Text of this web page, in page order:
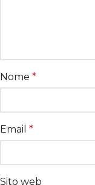
Nome *
Email *
Sito web